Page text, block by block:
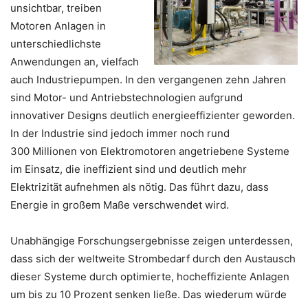
unsichtbar, treiben
Motoren Anlagen in
unterschiedlichste
Anwendungen an, vielfach
auch Industriepumpen. In den vergangenen zehn Jahren
sind Motor- und Antriebstechnologien aufgrund
innovativer Designs deutlich energieeffizienter geworden.
In der Industrie sind jedoch immer noch rund
300 Millionen von Elektromotoren angetriebene Systeme
im Einsatz, die ineffizient sind und deutlich mehr
Elektrizität aufnehmen als nötig. Das führt dazu, dass
Energie in großem Maße verschwendet wird.
Unabhängige Forschungsergebnisse zeigen unterdessen,
dass sich der weltweite Strombedarf durch den Austausch
dieser Systeme durch optimierte, hocheffiziente Anlagen
um bis zu 10 Prozent senken ließe. Das wiederum würde